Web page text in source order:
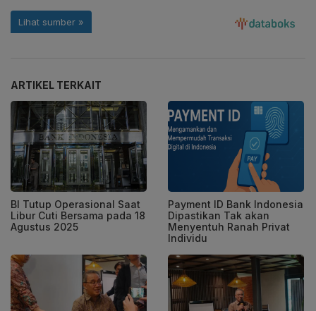
ARTIKEL TERKAIT
BI Tutup Operasional Saat
Libur Cuti Bersama pada 18
Agustus 2025
Payment ID Bank Indonesia
Dipastikan Tak akan
Menyentuh Ranah Privat
Individu